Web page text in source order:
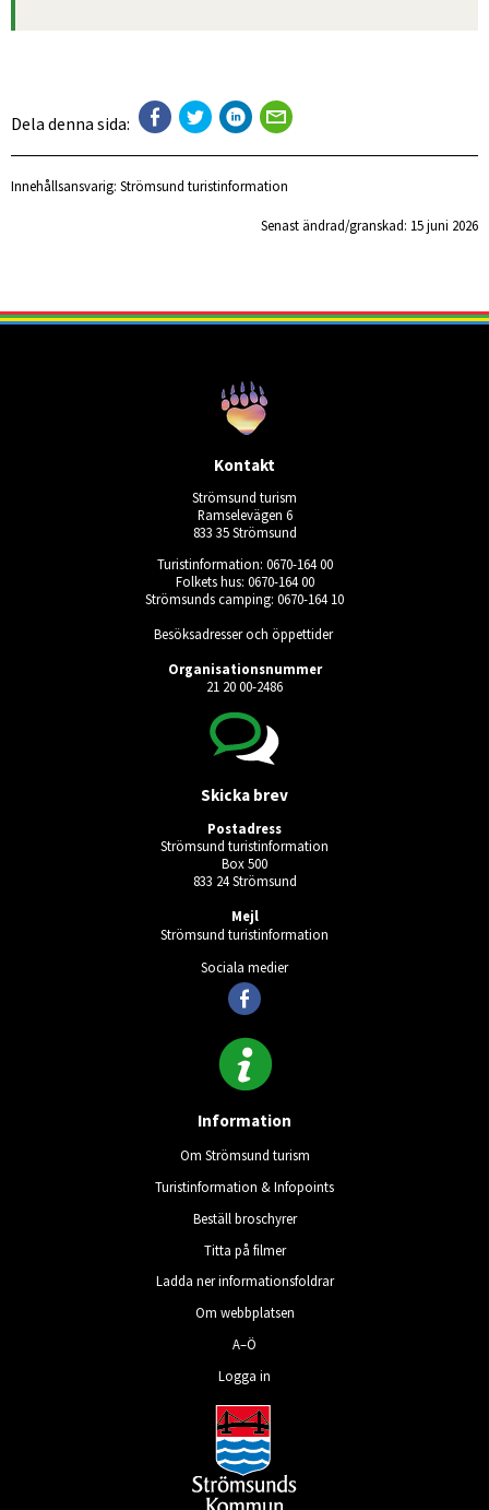
Dela denna sida:
Innehållsansvarig: Strömsund turistinformation
Senast ändrad/granskad: 15 juni 2026
Kontakt
Strömsund turism
Ramselevägen 6
833 35 Strömsund
Turistinformation: 0670-164 00
Folkets hus: 0670-164 00
Strömsunds camping: 0670-164 10
Besöksadresser och öppettider
Organisationsnummer
21 20 00-2486
Skicka brev
Postadress
Strömsund turistinformation
Box 500
833 24 Strömsund
Mejl
Strömsund turistinformation
Sociala medier
Information
Om Strömsund turism
Turistinformation & Infopoints
Beställ broschyrer
Titta på filmer
Ladda ner informationsfoldrar
Om webbplatsen
A–Ö
Logga in